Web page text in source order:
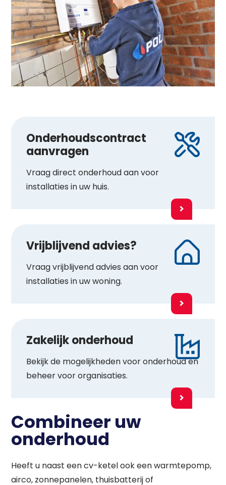
Onderhoudscontract
aanvragen
Vraag direct onderhoud aan voor
installaties in uw huis.
Vrijblijvend advies?
Vraag vrijblijvend advies aan voor
installaties in uw woning.
Zakelijk onderhoud
Bekijk de mogelijkheden voor onderhoud en
beheer voor organisaties.
Combineer uw
onderhoud
Heeft u naast een cv-ketel ook een warmtepomp,
airco, zonnepanelen, thuisbatterij of